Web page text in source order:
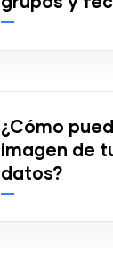
¿Cómo
imagen de
datos?